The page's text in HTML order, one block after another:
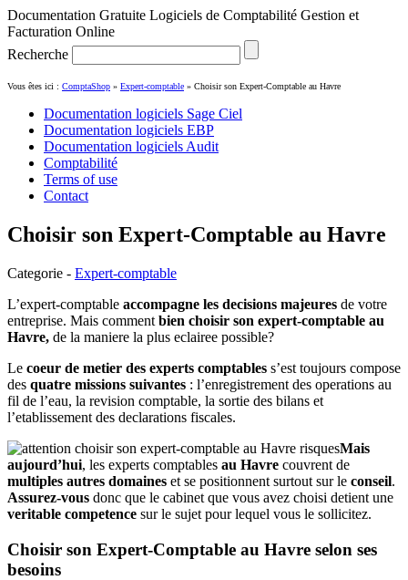
Documentation Gratuite Logiciels de Comptabilité Gestion et
Facturation Online
Recherche
Vous êtes ici : ComptaShop » Expert-comptable » Choisir son Expert-Comptable au Havre
Documentation logiciels Sage Ciel
Documentation logiciels EBP
Documentation logiciels Audit
Comptabilité
Terms of use
Contact
Choisir son Expert-Comptable au Havre
Categorie - Expert-comptable
L’expert-comptable accompagne les decisions majeures de votre
entreprise. Mais comment bien choisir son expert-comptable au
Havre, de la maniere la plus eclairee possible?
Le coeur de metier des experts comptables s’est toujours compose
des quatre missions suivantes : l’enregistrement des operations au
fil de l’eau, la revision comptable, la sortie des bilans et
l’etablissement des declarations fiscales.
Mais
aujourd’hui, les experts comptables au Havre couvrent de
multiples autres domaines et se positionnent surtout sur le conseil.
Assurez-vous donc que le cabinet que vous avez choisi detient une
veritable competence sur le sujet pour lequel vous le sollicitez.
Choisir son Expert-Comptable au Havre selon ses
besoins